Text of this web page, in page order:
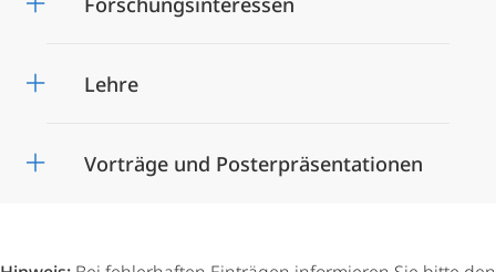
Lehre
Vorträge und Posterpräsentationen